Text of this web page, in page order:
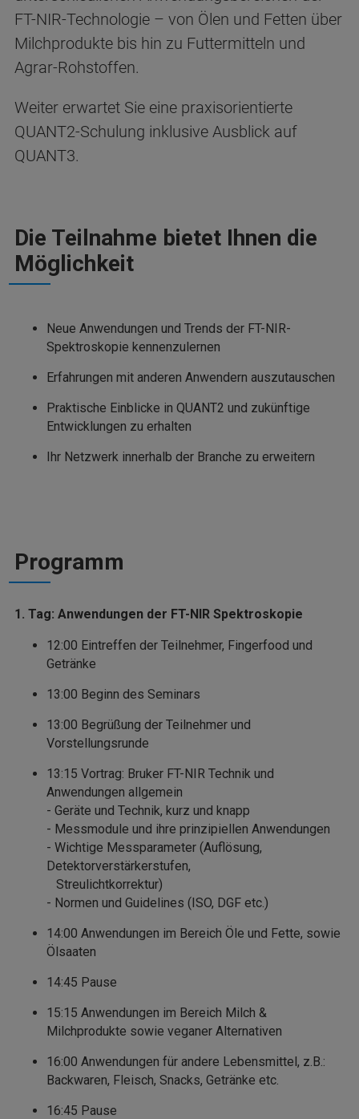
FT-NIR-Technologie – von Ölen und Fetten über
Milchprodukte bis hin zu Futtermitteln und
Agrar-Rohstoffen.
Weiter erwartet Sie eine praxisorientierte
QUANT2-Schulung inklusive Ausblick auf
QUANT3.
Die Teilnahme bietet Ihnen die
Möglichkeit
Neue Anwendungen und Trends der FT-NIR-
Spektroskopie kennenzulernen
Erfahrungen mit anderen Anwendern auszutauschen
Praktische Einblicke in QUANT2 und zukünftige
Entwicklungen zu erhalten
Ihr Netzwerk innerhalb der Branche zu erweitern
Programm
1. Tag: Anwendungen der FT-NIR Spektroskopie
12:00 Eintreffen der Teilnehmer, Fingerfood und
Getränke
13:00 Beginn des Seminars
13:00 Begrüßung der Teilnehmer und
Vorstellungsrunde
13:15 Vortrag: Bruker FT-NIR Technik und
Anwendungen allgemein
- Geräte und Technik, kurz und knapp
- Messmodule und ihre prinzipiellen Anwendungen
- Wichtige Messparameter (Auflösung,
Detektorverstärkerstufen,
Streulichtkorrektur)
- Normen und Guidelines (ISO, DGF etc.)
14:00 Anwendungen im Bereich Öle und Fette, sowie
Ölsaaten
14:45 Pause
15:15 Anwendungen im Bereich Milch &
Milchprodukte sowie veganer Alternativen
16:00 Anwendungen für andere Lebensmittel, z.B.:
Backwaren, Fleisch, Snacks, Getränke etc.
16:45 Pause